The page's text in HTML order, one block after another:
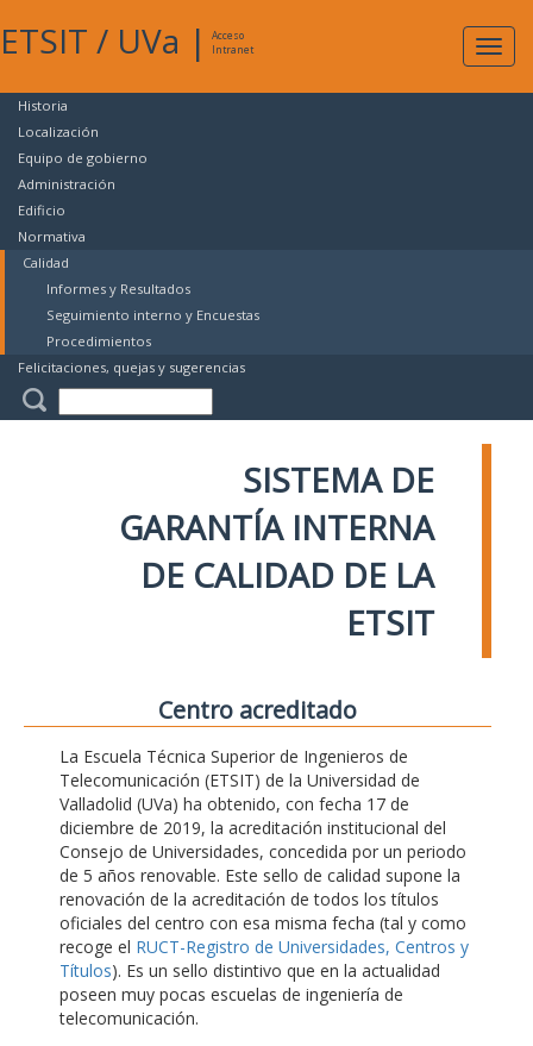
ETSIT / UVa |
Acceso
Intranet
Historia
Localización
Equipo de gobierno
Administración
Edificio
Normativa
Calidad
Informes y Resultados
Seguimiento interno y Encuestas
Procedimientos
Felicitaciones, quejas y sugerencias
SISTEMA DE
GARANTÍA INTERNA
DE CALIDAD DE LA
ETSIT
Centro acreditado
La Escuela Técnica Superior de Ingenieros de
Telecomunicación (ETSIT) de la Universidad de
Valladolid (UVa) ha obtenido, con fecha 17 de
diciembre de 2019, la acreditación institucional del
Consejo de Universidades, concedida por un periodo
de 5 años renovable. Este sello de calidad supone la
renovación de la acreditación de todos los títulos
oficiales del centro con esa misma fecha (tal y como
recoge el RUCT-Registro de Universidades, Centros y
Títulos). Es un sello distintivo que en la actualidad
poseen muy pocas escuelas de ingeniería de
telecomunicación.